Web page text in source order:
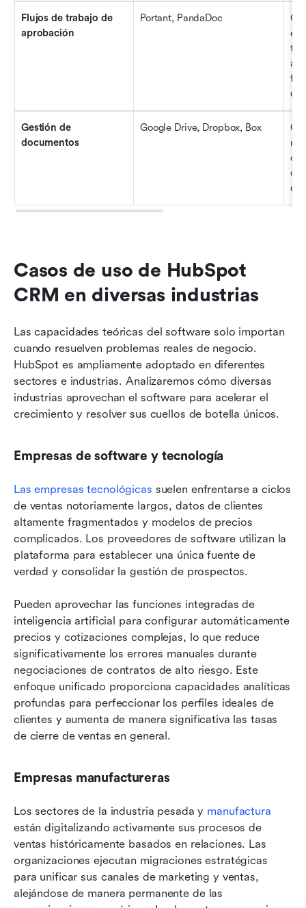
Flujos de trabajo de
aprobación
Portant, PandaDoc
del
Gestión de
documentos
Google Drive, Dropbox, Box
Casos de uso de HubSpot
CRM en diversas industrias
Las capacidades teóricas del software solo importan
cuando resuelven problemas reales de negocio.
HubSpot es ampliamente adoptado en diferentes
sectores e industrias. Analizaremos cómo diversas
industrias aprovechan el software para acelerar el
crecimiento y resolver sus cuellos de botella únicos.
Empresas de software y tecnología
Las empresas tecnológicas suelen enfrentarse a ciclos
de ventas notoriamente largos, datos de clientes
altamente fragmentados y modelos de precios
complicados. Los proveedores de software utilizan la
plataforma para establecer una única fuente de
verdad y consolidar la gestión de prospectos.
Pueden aprovechar las funciones integradas de
inteligencia artificial para configurar automáticamente
precios y cotizaciones complejas, lo que reduce
significativamente los errores manuales durante
negociaciones de contratos de alto riesgo. Este
enfoque unificado proporciona capacidades analíticas
profundas para perfeccionar los perfiles ideales de
clientes y aumenta de manera significativa las tasas
de cierre de ventas en general.
Empresas manufactureras
Los sectores de la industria pesada y manufactura
están digitalizando activamente sus procesos de
ventas históricamente basados en relaciones. Las
organizaciones ejecutan migraciones estratégicas
para unificar sus canales de marketing y ventas,
alejándose de manera permanente de las